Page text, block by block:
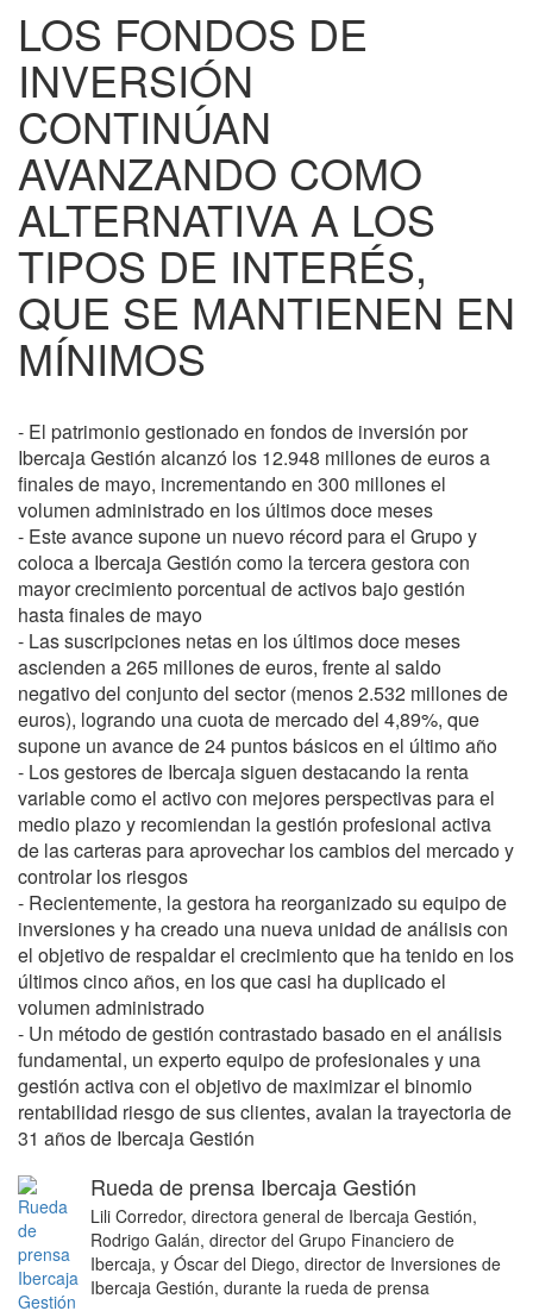
LOS FONDOS DE
INVERSIÓN
CONTINÚAN
AVANZANDO COMO
ALTERNATIVA A LOS
TIPOS DE INTERÉS,
QUE SE MANTIENEN EN
MÍNIMOS
- El patrimonio gestionado en fondos de inversión por
Ibercaja Gestión alcanzó los 12.948 millones de euros a
finales de mayo, incrementando en 300 millones el
volumen administrado en los últimos doce meses
- Este avance supone un nuevo récord para el Grupo y
coloca a Ibercaja Gestión como la tercera gestora con
mayor crecimiento porcentual de activos bajo gestión
hasta finales de mayo
- Las suscripciones netas en los últimos doce meses
ascienden a 265 millones de euros, frente al saldo
negativo del conjunto del sector (menos 2.532 millones de
euros), logrando una cuota de mercado del 4,89%, que
supone un avance de 24 puntos básicos en el último año
- Los gestores de Ibercaja siguen destacando la renta
variable como el activo con mejores perspectivas para el
medio plazo y recomiendan la gestión profesional activa
de las carteras para aprovechar los cambios del mercado y
controlar los riesgos
- Recientemente, la gestora ha reorganizado su equipo de
inversiones y ha creado una nueva unidad de análisis con
el objetivo de respaldar el crecimiento que ha tenido en los
últimos cinco años, en los que casi ha duplicado el
volumen administrado
- Un método de gestión contrastado basado en el análisis
fundamental, un experto equipo de profesionales y una
gestión activa con el objetivo de maximizar el binomio
rentabilidad riesgo de sus clientes, avalan la trayectoria de
31 años de Ibercaja Gestión
Rueda de prensa Ibercaja Gestión
Lili Corredor, directora general de Ibercaja Gestión,
Rodrigo Galán, director del Grupo Financiero de
Ibercaja, y Óscar del Diego, director de Inversiones de
Ibercaja Gestión, durante la rueda de prensa